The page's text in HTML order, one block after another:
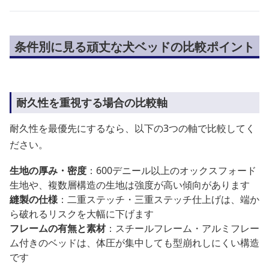
条件別に見る頑丈な犬ベッドの比較ポイント
耐久性を重視する場合の比較軸
耐久性を最優先にするなら、以下の3つの軸で比較してく
ださい。
生地の厚み・密度 ：600デニール以上のオックスフォード
生地や、複数層構造の生地は強度が高い傾向があります
縫製の仕様：二重ステッチ・三重ステッチ仕上げは、端か
ら破れるリスクを大幅に下げます
フレームの有無と素材：スチールフレーム・アルミフレー
ム付きのベッドは、体圧が集中しても型崩れしにくい構造
です